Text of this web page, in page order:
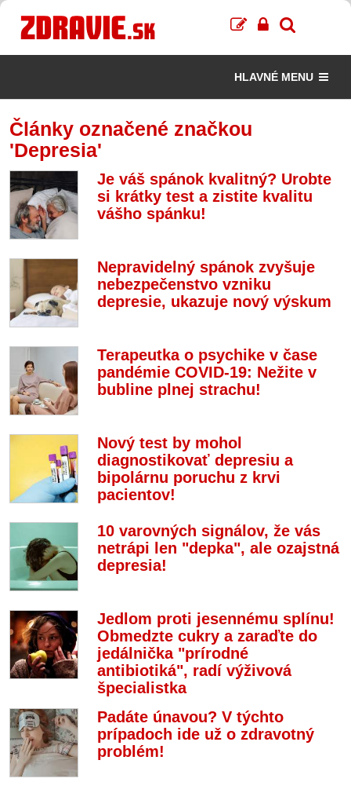
HLAVNÉ MENU
Články označené značkou
'Depresia'
Je váš spánok kvalitný? Urobte
si krátky test a zistite kvalitu
vášho spánku!
Nepravidelný spánok zvyšuje
nebezpečenstvo vzniku
depresie, ukazuje nový výskum
Terapeutka o psychike v čase
pandémie COVID-19: Nežite v
bubline plnej strachu!
Nový test by mohol
diagnostikovať depresiu a
bipolárnu poruchu z krvi
pacientov!
10 varovných signálov, že vás
netrápi len "depka", ale ozajstná
depresia!
Jedlom proti jesennému splínu!
Obmedzte cukry a zaraďte do
jedálnička "prírodné
antibiotiká", radí výživová
špecialistka
Padáte únavou? V týchto
prípadoch ide už o zdravotný
problém!